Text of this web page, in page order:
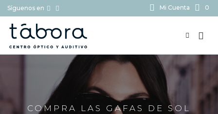
Síguenos en Mi Cuenta 0
COMPRA LAS GAFAS DE SOL